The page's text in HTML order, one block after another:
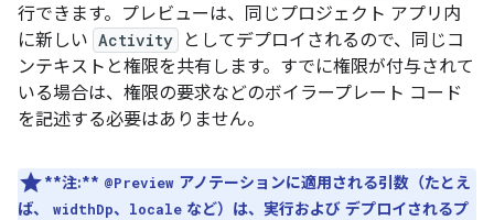
行できます。プレビューは、同じプロジェクト アプリ内
に新しい Activity
としてデプロイされるので、同じコ
ンテキストと権限を共有します。すでに権限が付与されて
いる場合は、権限の要求などのボイラープレート コード
を記述する必要はありません。
**注:** @Preview アノテーションに適用される引数（たとえ
ば、 widthDp、 locale など）は、実行および デプロイされるプ